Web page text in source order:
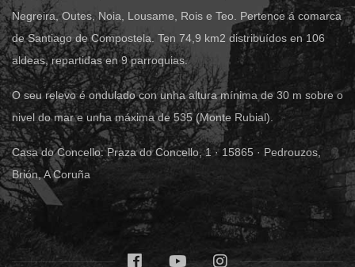
Negreira, Outes, Noia, Lousame, Rois e Teo. Pertence á comarca
de Santiago de Compostela. Ten 74,9 km2 distribuídos en 106
aldeas, repartidas en 9 parroquias.
O seu relevo é ondulado con unha altura mínima de 30 m sobre o
nivel do mar e unha máxima de 535 (Monte Rubial).
Casa do Concello: Praza do Concello, 1 · 15865 · Pedrouzos,
Brión, A Coruña